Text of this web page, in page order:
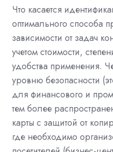
Что касается
оптимального способа
зависимости от задач
учетом стоимости,
удобства применения.
уровню безопасности
для финансового и
тем более
карты с защитой от
где необходимо